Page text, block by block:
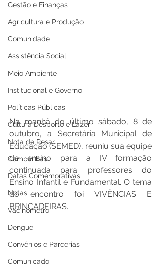
Gestão e Finanças
Agricultura e Produção
Comunidade
Assistência Social
Meio Ambiente
Institucional e Governo
Políticas Públicas
Cultura Desporto e Lazer
Nota de Pesar
Campanhas
Datas Comemorativas
Notas
Vacinômetro
Dengue
Convênios e Parcerias
Comunicado
Na manhã do último sábado, 8 de
outubro, a Secretária Municipal de
Educação (SEMED), reuniu sua equipe
de ensino para a IV formação
continuada para professores do
Ensino Infantil e Fundamental. O tema
do encontro foi VIVÊNCIAS E
BRINCADEIRAS.